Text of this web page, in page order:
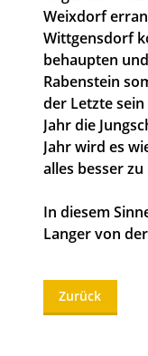
Weixdorf
Wittgensdorf
behaupten
Rabenstein
der Letzte
Jahr die
Jahr wird es
alles besser
In diesem
Langer von
Zurück